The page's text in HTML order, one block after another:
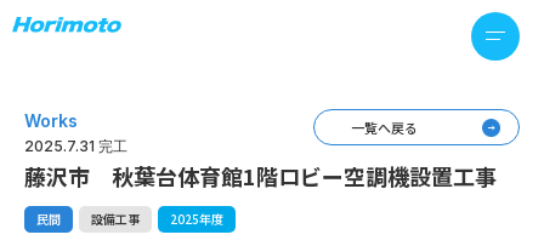
Works
2025.7.31 完工
藤沢市 秋葉台体育館1階ロビー空調機設置工事
民間 設備工事 2025年度
一覧へ戻る